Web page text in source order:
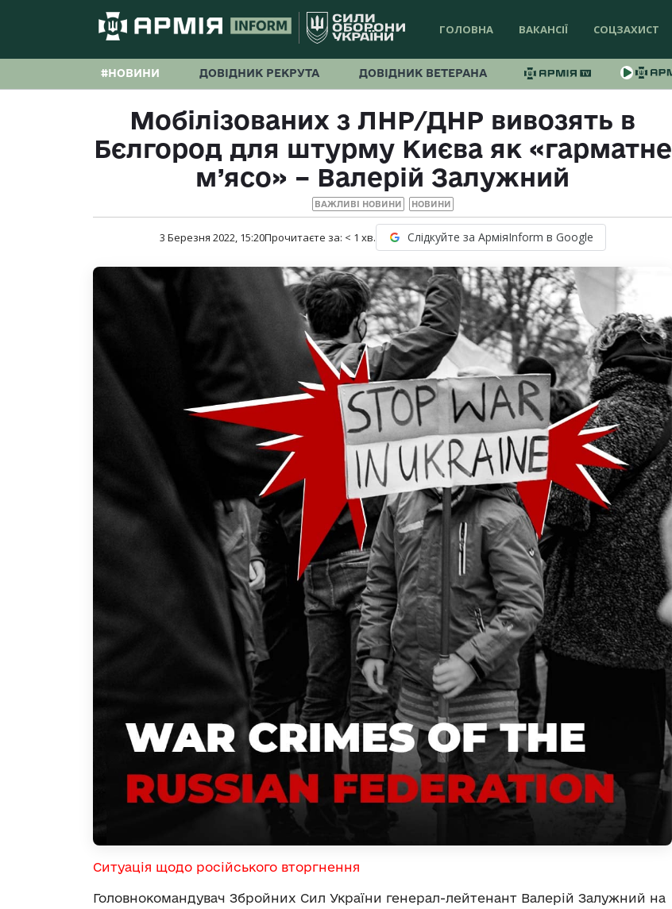
ГОЛОВНА ВАКАНСІЇ СОЦЗАХИСТ
#НОВИНИ ДОВІДНИК РЕКРУТА ДОВІДНИК ВЕТЕРАНА
Мобілізованих з ЛНР/ДНР вивозять в
Бєлгород для штурму Києва як «гарматне
м’ясо» – Валерій Залужний
ВАЖЛИВІ НОВИНИ НОВИНИ
3 Березня 2022, 15:20Прочитаєте за: < 1 хв. Слідкуйте за АрміяInform в Google
Ситуація щодо російського вторгнення
Головнокомандувач Збройних Сил України генерал-лейтенант Валерій Залужний на